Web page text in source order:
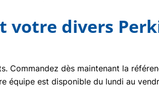
divers
Commandez dès maintenant la
équipe est disponible du lundi au